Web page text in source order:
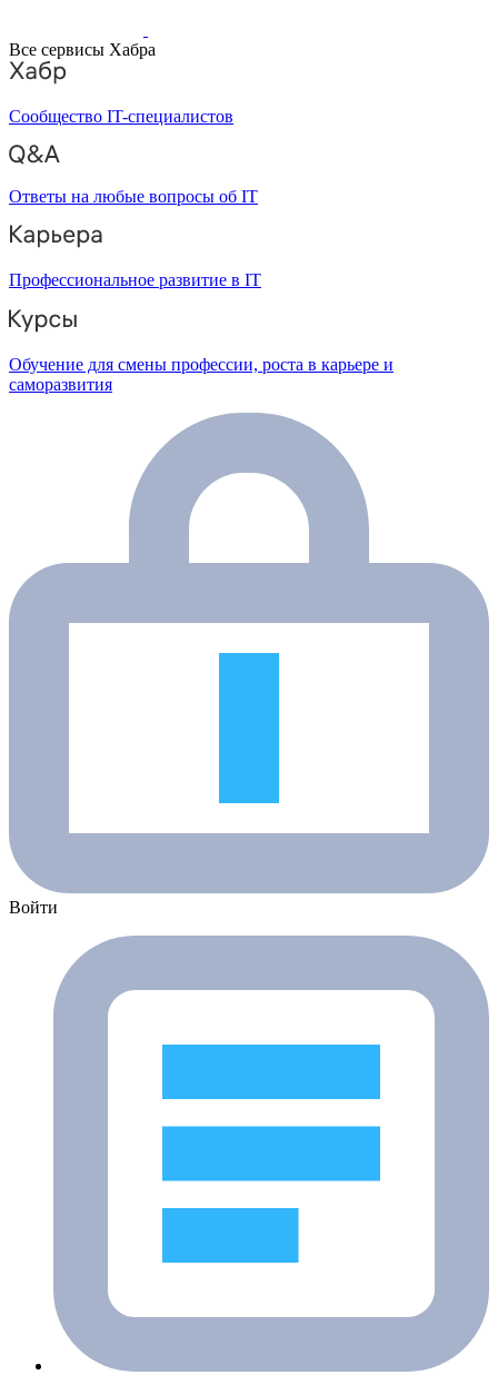
Все сервисы Хабра
Сообщество IT-специалистов
Ответы на любые вопросы об IT
Профессиональное развитие в IT
Обучение для смены профессии, роста в карьере и
саморазвития
Войти